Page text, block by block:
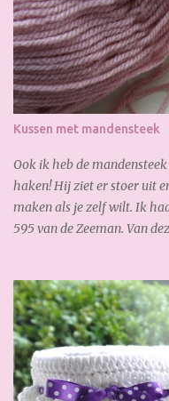
zo fijn! Soon I noticed that
quickly. The next day I
legde ik de laatste hand
zacht en warm. Yesterday I
So soft and warm. A lovely
maken? Je hebt nodig: 3,5
Kussen met mandensteek
Ook ik heb de
haken! Hij ziet er stoer uit
maken als je zelf wilt. Ik
595 van de Zeeman. Van
Geniet van het weekend!